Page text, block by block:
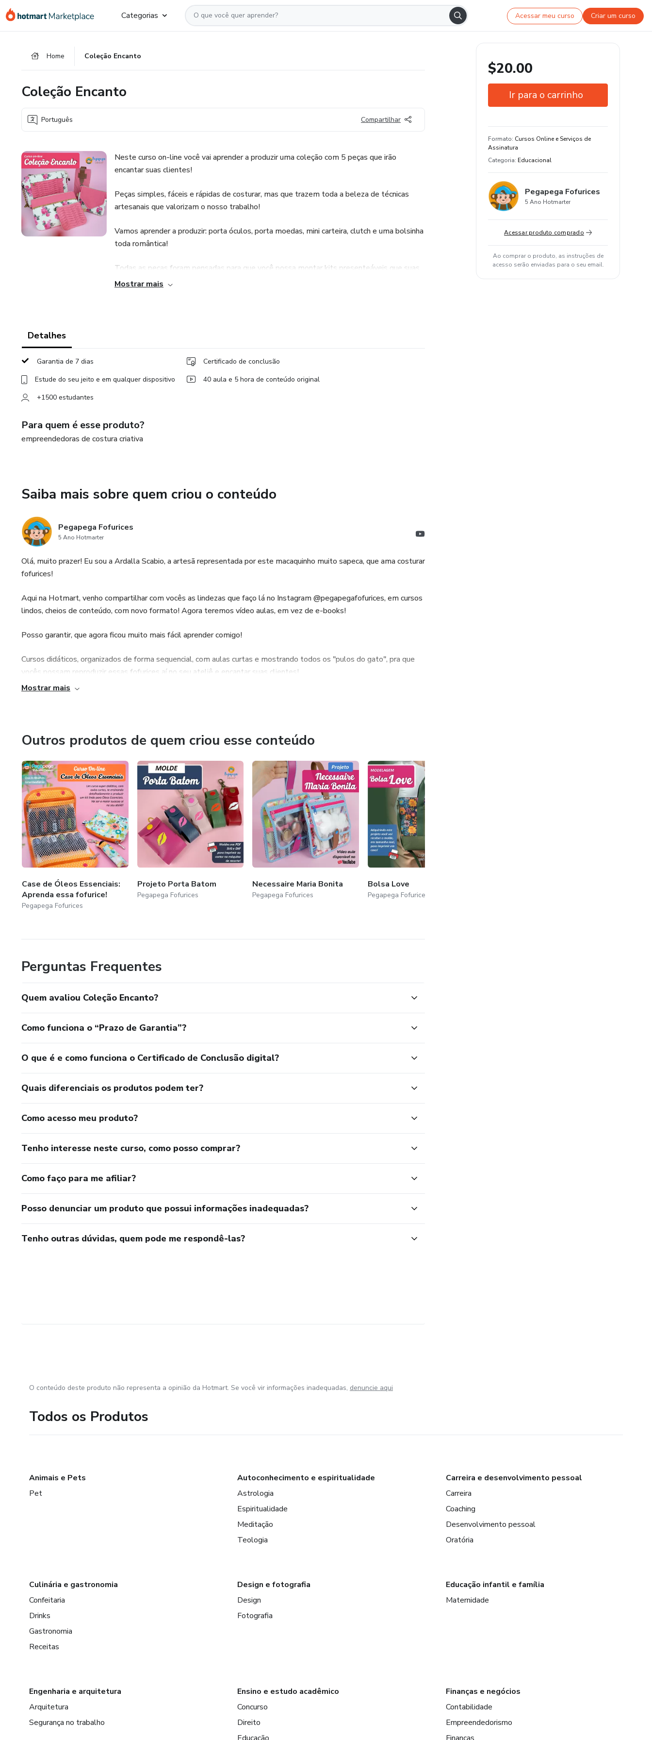
para
para
para
Categorias Acessar meu curso Criar um curso
Home Coleção Encanto
Coleção Encanto
Português Compartilhar
Neste curso on-line você vai aprender a produzir uma coleção com 5 peças que irão
encantar suas clientes!
Peças simples, fáceis e rápidas de costurar, mas que trazem toda a beleza de técnicas
artesanais que valorizam o nosso trabalho!
Vamos aprender a produzir: porta óculos, porta moedas, mini carteira, clutch e uma bolsinha
toda romântica!
Todas as peças foram pensadas para que você possa montar kits presenteáveis que suas
clientes irão amar!
Mostrar mais
Detalhes
Garantia de 7 dias
Certificado de conclusão
Estude do seu jeito e em qualquer dispositivo
40 aula e 5 hora de conteúdo original
+1500 estudantes
Para quem é esse produto?
empreendedoras de costura criativa
Saiba mais sobre quem criou o conteúdo
Pegapega Fofurices
5 Ano Hotmarter
Olá, muito prazer! Eu sou a Ardalla Scabio, a artesã representada por este macaquinho muito sapeca, que ama costurar
fofurices!
Aqui na Hotmart, venho compartilhar com vocês as lindezas que faço lá no Instagram @pegapegafofurices, em cursos
lindos, cheios de conteúdo, com novo formato! Agora teremos vídeo aulas, em vez de e-books!
Posso garantir, que agora ficou muito mais fácil aprender comigo!
Cursos didáticos, organizados de forma sequencial, com aulas curtas e mostrando todos os "pulos do gato", pra que
vocês possam reproduzir essas fofurices aí no seu ateliê e encantar suas clientes!
Mostrar mais
Outros produtos de quem criou esse conteúdo
Case de Óleos Essenciais:
Aprenda essa fofurice!
Pegapega Fofurices
Projeto Porta Batom
Pegapega Fofurices
Necessaire Maria Bonita
Pegapega Fofurices
Bolsa Love
Pegapega Fofurices
Perguntas Frequentes
Quem avaliou Coleção Encanto?
Como funciona o “Prazo de Garantia”?
O que é e como funciona o Certificado de Conclusão digital?
Quais diferenciais os produtos podem ter?
Como acesso meu produto?
Tenho interesse neste curso, como posso comprar?
Como faço para me afiliar?
Posso denunciar um produto que possui informações inadequadas?
Tenho outras dúvidas, quem pode me respondê-las?
$20.00
Ir para o carrinho
Certificado de conclusão
Estude do seu jeito e em qualquer
dispositivo
+1500 estudantes
Formato: Cursos Online e Serviços de
Assinatura
Categoria: Educacional
Pegapega Fofurices
5 Ano Hotmarter
Acessar produto comprado
Ao comprar o produto, as instruções de
acesso serão enviadas para o seu email.
O conteúdo deste produto não representa a opinião da Hotmart. Se você vir informações inadequadas, denuncie aqui
Todos os Produtos
Animais e Pets
Pet
Autoconhecimento e espiritualidade
Astrologia
Espiritualidade
Meditação
Teologia
Carreira e desenvolvimento pessoal
Carreira
Coaching
Desenvolvimento pessoal
Oratória
Culinária e gastronomia
Confeitaria
Drinks
Gastronomia
Receitas
Design e fotografia
Design
Fotografia
Educação infantil e família
Maternidade
Engenharia e arquitetura
Arquitetura
Segurança no trabalho
Ensino e estudo acadêmico
Concurso
Direito
Finanças e negócios
Contabilidade
Empreendedorismo